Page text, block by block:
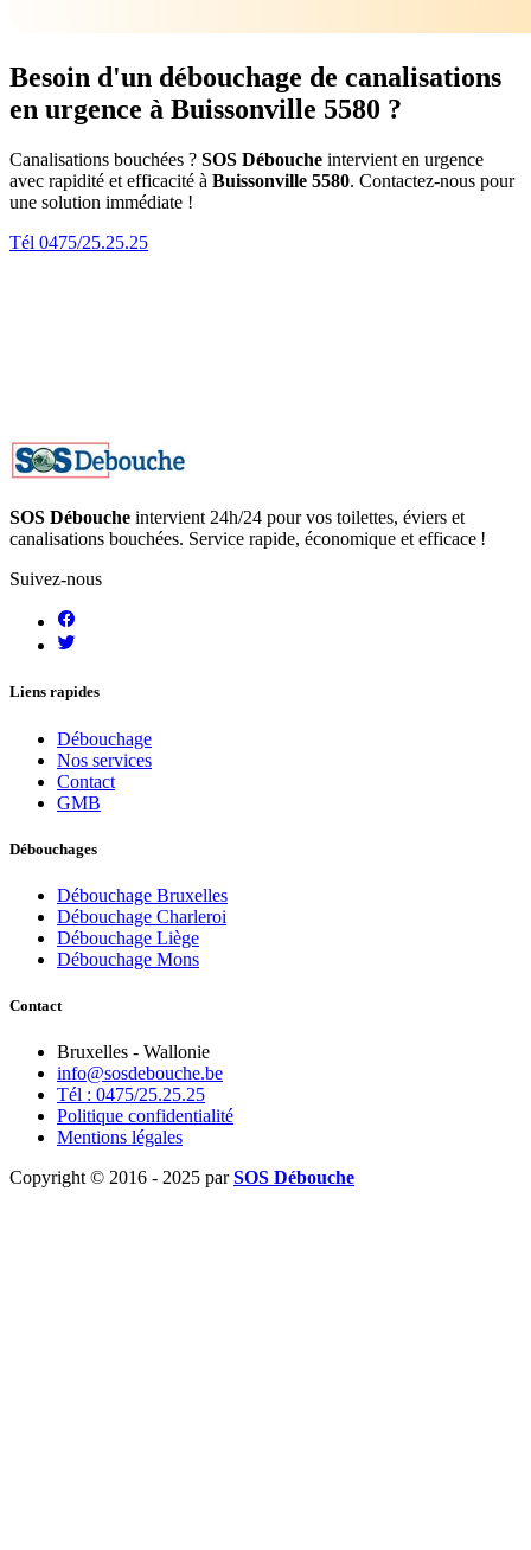
Besoin d'un débouchage de canalisations
en urgence à Buissonville 5580 ?
Canalisations bouchées ? SOS Débouche intervient en urgence
avec rapidité et efficacité à Buissonville 5580. Contactez-nous pour
une solution immédiate !
Tél 0475/25.25.25
SOS Débouche intervient 24h/24 pour vos toilettes, éviers et
canalisations bouchées. Service rapide, économique et efficace !
Suivez-nous
Liens rapides
Débouchage
Nos services
Contact
GMB
Débouchages
Débouchage Bruxelles
Débouchage Charleroi
Débouchage Liège
Débouchage Mons
Contact
Bruxelles - Wallonie
info@sosdebouche.be
Tél : 0475/25.25.25
Politique confidentialité
Mentions légales
Copyright © 2016 - 2025 parSOS Débouche